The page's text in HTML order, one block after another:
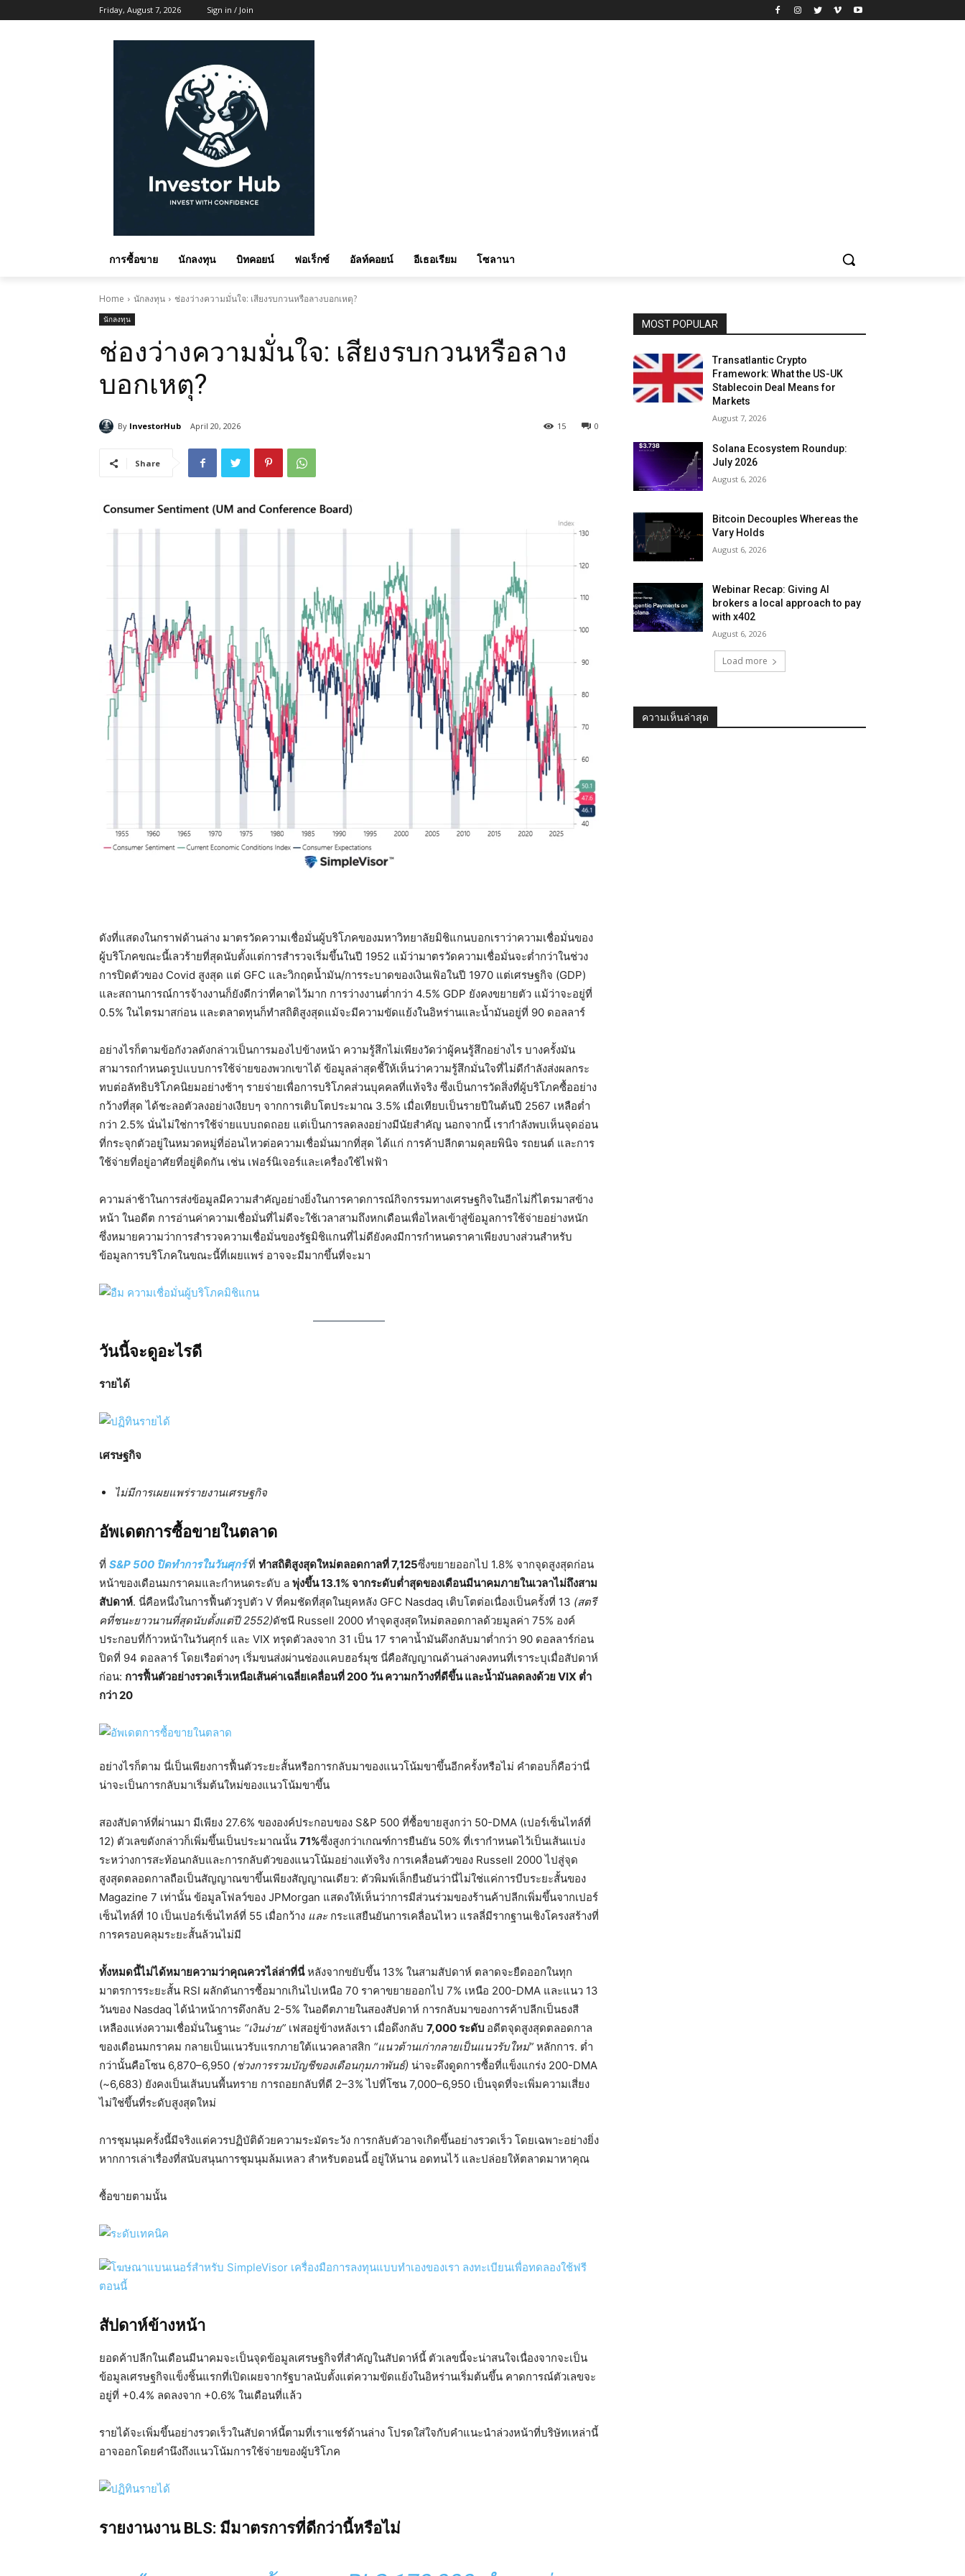
Friday, August 7, 2026 Sign in / Join
การซื้อขาย นักลงทุน บิทคอยน์ ฟอเร็กซ์ อัลท์คอยน์ อีเธอเรียม โซลานา
Home นักลงทุน ช่องว่างความมั่นใจ: เสียงรบกวนหรือลางบอกเหตุ?
นักลงทุน
ช่องว่างความมั่นใจ: เสียงรบกวนหรือลาง
บอกเหตุ?
By InvestorHub April 20, 2026 0
15
Share
ดังที่แสดงในกราฟด้านล่าง มาตรวัดความเชื่อมั่นผู้บริโภคของมหาวิทยาลัยมิชิแกนบอกเราว่าความเชื่อมั่นของ
ผู้บริโภคขณะนี้เลวร้ายที่สุดนับตั้งแต่การสำรวจเริ่มขึ้นในปี 1952 แม้ว่ามาตรวัดความเชื่อมั่นจะต่ำกว่าในช่วง
การปิดตัวของ Covid สูงสุด แต่ GFC และวิกฤตน้ำมัน/การระบาดของเงินเฟ้อในปี 1970 แต่เศรษฐกิจ (GDP)
และสถานการณ์การจ้างงานก็ยังดีกว่าที่คาดไว้มาก การว่างงานต่ำกว่า 4.5% GDP ยังคงขยายตัว แม้ว่าจะอยู่ที่
0.5% ในไตรมาสก่อน และตลาดทุนก็ทำสถิติสูงสุดแม้จะมีความขัดแย้งในอิหร่านและน้ำมันอยู่ที่ 90 ดอลลาร์
อย่างไรก็ตามข้อกังวลดังกล่าวเป็นการมองไปข้างหน้า ความรู้สึกไม่เพียงวัดว่าผู้คนรู้สึกอย่างไร บางครั้งมัน
สามารถกำหนดรูปแบบการใช้จ่ายของพวกเขาได้ ข้อมูลล่าสุดชี้ให้เห็นว่าความรู้สึกมั่นใจที่ไม่ดีกำลังส่งผลกระ
ทบต่อลัทธิบริโภคนิยมอย่างช้าๆ รายจ่ายเพื่อการบริโภคส่วนบุคคลที่แท้จริง ซึ่งเป็นการวัดสิ่งที่ผู้บริโภคซื้ออย่าง
กว้างที่สุด ได้ชะลอตัวลงอย่างเงียบๆ จากการเติบโตประมาณ 3.5% เมื่อเทียบเป็นรายปีในต้นปี 2567 เหลือต่ำ
กว่า 2.5% นั่นไม่ใช่การใช้จ่ายแบบถดถอย แต่เป็นการลดลงอย่างมีนัยสำคัญ นอกจากนี้ เรากำลังพบเห็นจุดอ่อน
ที่กระจุกตัวอยู่ในหมวดหมู่ที่อ่อนไหวต่อความเชื่อมั่นมากที่สุด ได้แก่ การค้าปลีกตามดุลยพินิจ รถยนต์ และการ
ใช้จ่ายที่อยู่อาศัยที่อยู่ติดกัน เช่น เฟอร์นิเจอร์และเครื่องใช้ไฟฟ้า
ความล่าช้าในการส่งข้อมูลมีความสำคัญอย่างยิ่งในการคาดการณ์กิจกรรมทางเศรษฐกิจในอีกไม่กี่ไตรมาสข้าง
หน้า ในอดีต การอ่านค่าความเชื่อมั่นที่ไม่ดีจะใช้เวลาสามถึงหกเดือนเพื่อไหลเข้าสู่ข้อมูลการใช้จ่ายอย่างหนัก
ซึ่งหมายความว่าการสำรวจความเชื่อมั่นของรัฐมิชิแกนที่ไม่ดียังคงมีการกำหนดราคาเพียงบางส่วนสำหรับ
ข้อมูลการบริโภคในขณะนี้ที่เผยแพร่ อาจจะมีมากขึ้นที่จะมา
วันนี้จะดูอะไรดี
รายได้
เศรษฐกิจ
ไม่มีการเผยแพร่รายงานเศรษฐกิจ
อัพเดตการซื้อขายในตลาด
ที่ S&P 500 ปิดทำการในวันศุกร์ที่ ทำสถิติสูงสุดใหม่ตลอดกาลที่ 7,125ซึ่งขยายออกไป 1.8% จากจุดสูงสุดก่อน
หน้าของเดือนมกราคมและกำหนดระดับ a พุ่งขึ้น 13.1% จากระดับต่ำสุดของเดือนมีนาคมภายในเวลาไม่ถึงสาม
สัปดาห์. นี่คือหนึ่งในการฟื้นตัวรูปตัว V ที่คมชัดที่สุดในยุคหลัง GFC Nasdaq เติบโตต่อเนื่องเป็นครั้งที่ 13 (สตรี
คที่ชนะยาวนานที่สุดนับตั้งแต่ปี 2552)ดัชนี Russell 2000 ทำจุดสูงสุดใหม่ตลอดกาลด้วยมูลค่า 75% องค์
ประกอบที่ก้าวหน้าในวันศุกร์ และ VIX ทรุดตัวลงจาก 31 เป็น 17 ราคาน้ำมันดึงกลับมาต่ำกว่า 90 ดอลลาร์ก่อน
ปิดที่ 94 ดอลลาร์ โดยเรือต่างๆ เริ่มขนส่งผ่านช่องแคบฮอร์มุซ นี่คือสัญญาณด้านล่างคงทนที่เราระบุเมื่อสัปดาห์
ก่อน: การฟื้นตัวอย่างรวดเร็วเหนือเส้นค่าเฉลี่ยเคลื่อนที่ 200 วัน ความกว้างที่ดีขึ้น และน้ำมันลดลงด้วย VIX ต่ำ
กว่า 20
อย่างไรก็ตาม นี่เป็นเพียงการฟื้นตัวระยะสั้นหรือการกลับมาของแนวโน้มขาขึ้นอีกครั้งหรือไม่ คำตอบก็คือว่านี่
น่าจะเป็นการกลับมาเริ่มต้นใหม่ของแนวโน้มขาขึ้น
สองสัปดาห์ที่ผ่านมา มีเพียง 27.6% ขององค์ประกอบของ S&P 500 ที่ซื้อขายสูงกว่า 50-DMA (เปอร์เซ็นไทล์ที่
12) ตัวเลขดังกล่าวก็เพิ่มขึ้นเป็นประมาณนั้น 71%ซึ่งสูงกว่าเกณฑ์การยืนยัน 50% ที่เรากำหนดไว้เป็นเส้นแบ่ง
ระหว่างการสะท้อนกลับและการกลับตัวของแนวโน้มอย่างแท้จริง การเคลื่อนตัวของ Russell 2000 ไปสู่จุด
สูงสุดตลอดกาลถือเป็นสัญญาณขาขึ้นเพียงสัญญาณเดียว: ตัวพิมพ์เล็กยืนยันว่านี่ไม่ใช่แค่การบีบระยะสั้นของ
Magazine 7 เท่านั้น ข้อมูลโฟลว์ของ JPMorgan แสดงให้เห็นว่าการมีส่วนร่วมของร้านค้าปลีกเพิ่มขึ้นจากเปอร์
เซ็นไทล์ที่ 10 เป็นเปอร์เซ็นไทล์ที่ 55 เมื่อกว้าง และกระแสยืนยันการเคลื่อนไหว แรลลี่มีรากฐานเชิงโครงสร้างที่
การครอบคลุมระยะสั้นล้วนไม่มี
ทั้งหมดนี้ไม่ได้หมายความว่าคุณควรไล่ล่าที่นี่หลังจากขยับขึ้น 13% ในสามสัปดาห์ ตลาดจะยืดออกในทุก
มาตรการระยะสั้น RSI ผลักดันการซื้อมากเกินไปเหนือ 70 ราคาขยายออกไป 7% เหนือ 200-DMA และแนว 13
วันของ Nasdaq ได้นำหน้าการดึงกลับ 2-5% ในอดีตภายในสองสัปดาห์ การกลับมาของการค้าปลีกเป็นธงสี
เหลืองแห่งความเชื่อมั่นในฐานะ “เงินง่าย” เฟสอยู่ข้างหลังเรา เมื่อดึงกลับ 7,000 ระดับ อดีตจุดสูงสุดตลอดกาล
ของเดือนมกราคม กลายเป็นแนวรับแรกภายใต้แนวคลาสสิก “แนวต้านเก่ากลายเป็นแนวรับใหม่” หลักการ. ต่ำ
กว่านั้นคือโซน 6,870–6,950 (ช่วงการรวมบัญชีของเดือนกุมภาพันธ์) น่าจะดึงดูดการซื้อที่แข็งแกร่ง 200-DMA
(~6,683) ยังคงเป็นเส้นบนพื้นทราย การถอยกลับที่ดี 2–3% ไปที่โซน 7,000–6,950 เป็นจุดที่จะเพิ่มความเสี่ยง
ไม่ใช่ขึ้นที่ระดับสูงสุดใหม่
การชุมนุมครั้งนี้มีจริงแต่ควรปฏิบัติด้วยความระมัดระวัง การกลับตัวอาจเกิดขึ้นอย่างรวดเร็ว โดยเฉพาะอย่างยิ่ง
หากการเล่าเรื่องที่สนับสนุนการชุมนุมล้มเหลว สำหรับตอนนี้ อยู่ให้นาน อดทนไว้ และปล่อยให้ตลาดมาหาคุณ
ซื้อขายตามนั้น
สัปดาห์ข้างหน้า
ยอดค้าปลีกในเดือนมีนาคมจะเป็นจุดข้อมูลเศรษฐกิจที่สำคัญในสัปดาห์นี้ ตัวเลขนี้จะน่าสนใจเนื่องจากจะเป็น
ข้อมูลเศรษฐกิจแข็งชิ้นแรกที่เปิดเผยจากรัฐบาลนับตั้งแต่ความขัดแย้งในอิหร่านเริ่มต้นขึ้น คาดการณ์ตัวเลขจะ
อยู่ที่ +0.4% ลดลงจาก +0.6% ในเดือนที่แล้ว
รายได้จะเพิ่มขึ้นอย่างรวดเร็วในสัปดาห์นี้ตามที่เราแชร์ด้านล่าง โปรดใส่ใจกับคำแนะนำล่วงหน้าที่บริษัทเหล่านี้
อาจออกโดยคำนึงถึงแนวโน้มการใช้จ่ายของผู้บริโภค
รายงานงาน BLS: มีมาตรการที่ดีกว่านี้หรือไม่
MOST POPULAR
Transatlantic Crypto
Framework: What the US-UK
Stablecoin Deal Means for
Markets
August 7, 2026
Solana Ecosystem Roundup:
July 2026
August 6, 2026
Bitcoin Decouples Whereas the
Vary Holds
August 6, 2026
Webinar Recap: Giving AI
brokers a local approach to pay
with x402
August 6, 2026
Load more
ความเห็นล่าสุด